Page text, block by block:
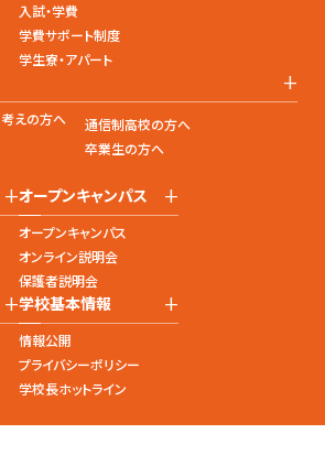
入試・学費
学費サポート制度
学生寮・アパート
+
えの方へ
通信制高校の方へ
卒業生の方へ
+オープンキャンパス +
オープンキャンパス
オンライン説明会
保護者説明会
+学校基本情報 +
情報公開
プライバシーポリシー
学校長ホットライン